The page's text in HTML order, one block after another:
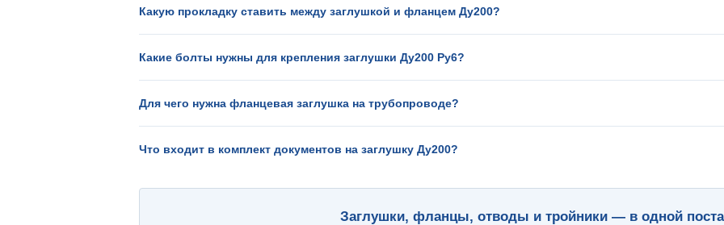
Какую прокладку ставить между заглушкой и фланцем Ду200?
Какие болты нужны для крепления заглушки Ду200 Ру6?
Для чего нужна фланцевая заглушка на трубопроводе?
Что входит в комплект документов на заглушку Ду200?
Заглушки, фланцы, отводы и тройники — в одной